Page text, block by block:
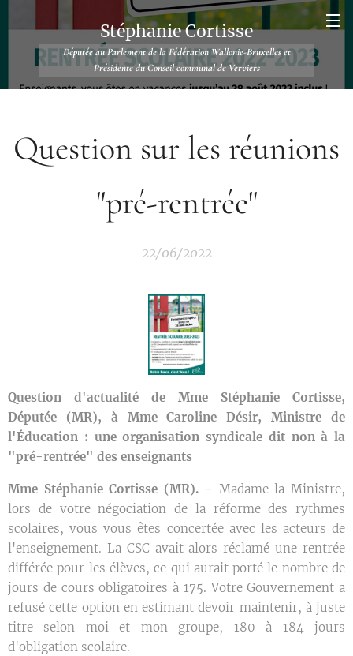
Stéphanie Cortisse
Députée au Parlement de la Fédération Wallonie-Bruxelles et
Présidente du Conseil communal de Verviers
Question sur les réunions
"pré-rentrée"
22/06/2022
Question d'actualité de Mme Stéphanie Cortisse,
Députée (MR), à Mme Caroline Désir, Ministre de
l'Éducation : une organisation syndicale dit non à la
"pré-rentrée" des enseignants
Mme Stéphanie Cortisse (MR). - Madame la Ministre,
lors de votre négociation de la réforme des rythmes
scolaires, vous vous êtes concertée avec les acteurs de
l'enseignement. La CSC avait alors réclamé une rentrée
différée pour les élèves, ce qui aurait porté le nombre de
jours de cours obligatoires à 175. Votre Gouvernement a
refusé cette option en estimant devoir maintenir, à juste
titre selon moi et mon groupe, 180 à 184 jours
d'obligation scolaire.